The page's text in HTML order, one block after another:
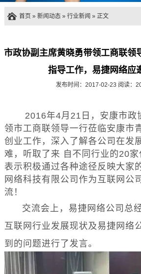
首页» 新闻动态» 行业新闻 » 正文
市政协副主席黄晓勇带领工商联领
指导工作，易捷网络应
发布时间：2017-02-23 阅读：
2016年4月21日，安康市政
领市工商联领导一行莅临安康市
创业工作，深入了解各公司在发
难，听取了来 自不同行业的20
表示积极通过各种途径反映大家
网络科技有限公司作为互联网公
流！
交流会上，易捷网络公司总
互联网行业发展现状及易捷网络
到的问题进行了发言。